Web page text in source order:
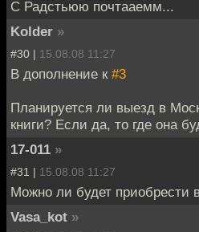
С Радстьюю почтааемм...
Kolder »
#30 | 15.08.08 11:27
В дополнение к #3
Планируется ли выезд в
книги? Если да, то где она
17-011 »
#31 | 15.08.08 11:27
Можно ли будет приобрести
Vasa_kot »